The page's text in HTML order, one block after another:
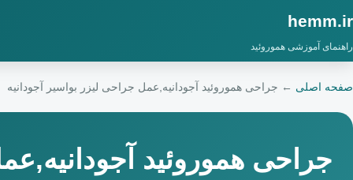
hemm.ir
راهنمای آموزشی هموروئید
صفحه اصلی ← جراحی هموروئید آجودانیه,عمل جراحی لیزر بواسیر آجودانیه
جراحی هموروئید